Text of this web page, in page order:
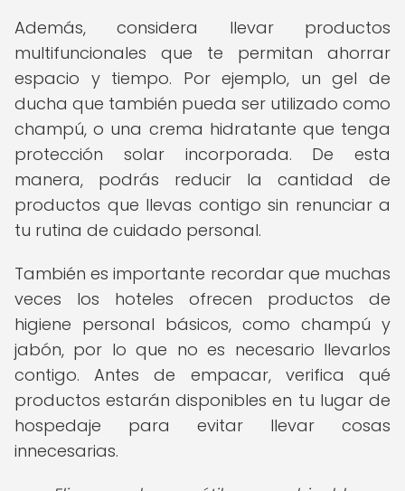
Además, considera llevar productos
multifuncionales que te permitan ahorrar
espacio y tiempo. Por ejemplo, un gel de
ducha que también pueda ser utilizado como
champú, o una crema hidratante que tenga
protección solar incorporada. De esta
manera, podrás reducir la cantidad de
productos que llevas contigo sin renunciar a
tu rutina de cuidado personal.
También es importante recordar que muchas
veces los hoteles ofrecen productos de
higiene personal básicos, como champú y
jabón, por lo que no es necesario llevarlos
contigo. Antes de empacar, verifica qué
productos estarán disponibles en tu lugar de
hospedaje para evitar llevar cosas
innecesarias.